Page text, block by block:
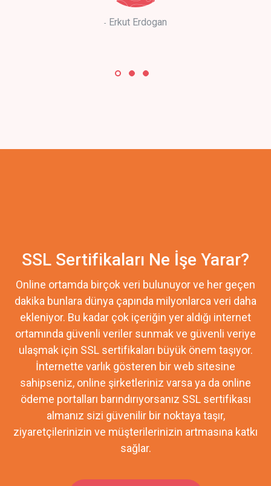
Erkut Erdogan
SSL Sertifikaları Ne İşe Yarar?
Online ortamda birçok veri bulunuyor ve her geçen
dakika bunlara dünya çapında milyonlarca veri daha
ekleniyor. Bu kadar çok içeriğin yer aldığı internet
ortamında güvenli veriler sunmak ve güvenli veriye
ulaşmak için SSL sertifikaları büyük önem taşıyor.
İnternette varlık gösteren bir web sitesine
sahipseniz, online şirketleriniz varsa ya da online
ödeme portalları barındırıyorsanız SSL sertifikası
almanız sizi güvenilir bir noktaya taşır,
ziyaretçilerinizin ve müşterilerinizin artmasına katkı
sağlar.